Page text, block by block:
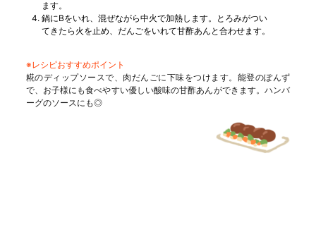
ます。
鍋にBをいれ、混ぜながら中火で加熱します。とろみがつい
てきたら火を止め、だんごをいれて甘酢あんと合わせます。
※レシピおすすめポイント
糀のディップソースで、肉だんごに下味をつけます。能登のぽんず
で、お子様にも食べやすい優しい酸味の甘酢あんができます。ハンバ
ーグのソースにも◎